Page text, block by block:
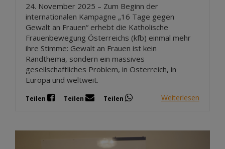
24. November 2025 – Zum Beginn der
internationalen Kampagne „16 Tage gegen
Gewalt an Frauen“ erhebt die Katholische
Frauenbewegung Österreichs (kfb) einmal mehr
ihre Stimme: Gewalt an Frauen ist kein
Randthema, sondern ein massives
gesellschaftliches Problem, in Österreich, in
Europa und weltweit.
Teilen Teilen Teilen Weiterlesen